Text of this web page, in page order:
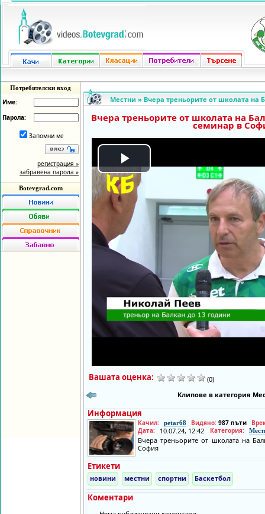
Потребителски вход
Име:
Парола:
Запомни ме
регистрация »
забравена парола »
Botevgrad.com
Местни » Вчера треньорите от школата на
Вчера треньорите от школата на
семинар в
Play
Video
Вашата оценка:
(0)
Клипове в категория
Информация
Качил: petar68 Видяно: 987 пъти
Дата:
10.07.24, 12:42 Категория:
Вчера треньорите от школата на
София
Етикети
новини местни спортни Баскетбол
Коментари